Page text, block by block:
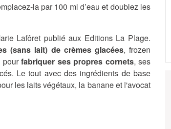
la par 100 ml d’eau et doublez les
Lafôret publié aux Editions La Plage.
(sans lait) de crèmes glacées, frozen
pourfabriquer ses propres cornets, ses
Le tout avec des ingrédients de base
les laits végétaux, la banane et l'avocat